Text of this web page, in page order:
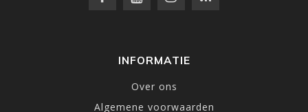
INFORMATIE
Over ons
Algemene voorwaarden